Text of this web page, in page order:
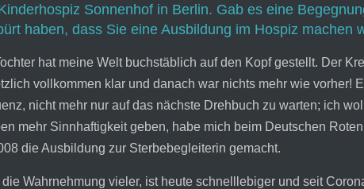
Sonnenhof in Berlin. Gab es eine
haben, dass Sie eine Ausbildung im Hospiz machen
hat meine Welt buchstäblich auf den Kopf gestellt. Der
vollkommen klar und danach war nichts mehr wie vorher!
nicht mehr nur auf das nächste Drehbuch zu warten; ich
mehr Sinnhaftigkeit geben, habe mich beim Deutschen
die Ausbildung zur Sterbebegleiterin gemacht.
Wahrnehmung vieler, ist heute schnelllebiger und seit